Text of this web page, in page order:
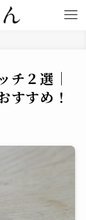
チ２選｜
すすめ！